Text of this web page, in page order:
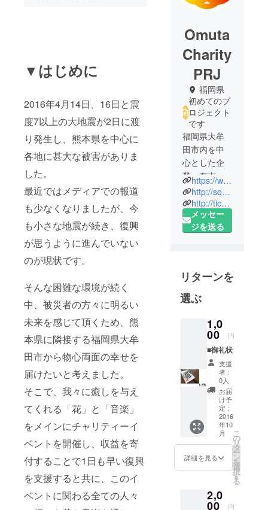
▼はじめに
2016年4月14日、16日と震
度7以上の大地震が2日に渡
り発生し、熊本県を中心に
各地に甚大な被害がありま
した。
最近ではメディアでの報道
も少なくなりましたが、今
も小さな地震が続き、復興
が思うように進んでいない
のが現状です。
そんな困難な環境が続く
中、被災者の方々に明るい
未来を感じて頂くため、熊
本県に隣接する福岡県大牟
田市から物心両面の幸せを
届けたいと考えました。
そこで、我々に癒しを与え
てくれる「花」と「音楽」
をメインにチャリティーイ
ベントを開催し、収益を寄
付することで1日も早い復興
を支援すると共に、このイ
ベントに関わる全ての人々
Omuta
Charity
PRJ
福岡県
初めてのプ
ロジェクト
です
福岡県大牟
田市内を中
心とした企
業・有志に
よる任意団
体です。
平成23年に
発足し、大
随時プロ
ジェクトを
立ち上げて
活動してい
ます。
https://www.facebook.com/100flowerproject/
http://sort.eplus.jp/sys/T1U14P0010843P006001P002202042P0030001
http://ticket.pia.jp/pia/event.ds?eventCd=1642572
メッセー
ジを送る
リターンを
選ぶ
1,0
00 円
■御礼状
支援
者：
0人
お届
け予
定：
2016
年10
月
詳細を見る
こ
の
リ
タ
ー
ン
を
選
択
す
る
2,0
00 円